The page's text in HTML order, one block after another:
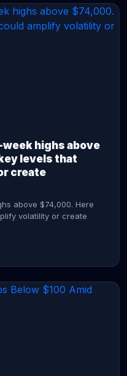
highs above
levels that
create
above $74,000. Here
volatility or create